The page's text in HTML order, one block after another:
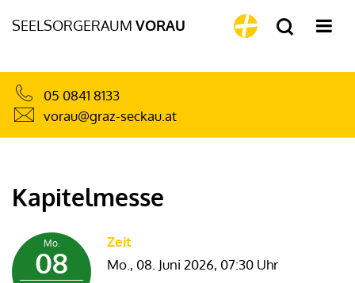
SEELSORGERAUM VORAU
05 0841 8133
vorau@graz-seckau.at
Kapitelmesse
Mo.
08
Zeit
Mo., 08. Juni 2026, 07:30 Uhr